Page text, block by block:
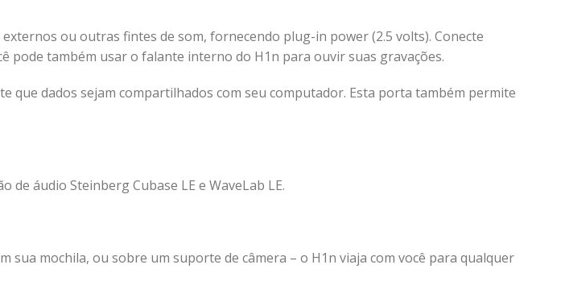
ou outras fintes de som, fornecendo plug-in power (2.5 volts). Conecte
pode também usar o falante interno do H1n para ouvir suas gravações.
que dados sejam compartilhados com seu computador. Esta porta também permite
de áudio Steinberg Cubase LE e WaveLab LE.
sua mochila, ou sobre um suporte de câmera – o H1n viaja com você para qualquer